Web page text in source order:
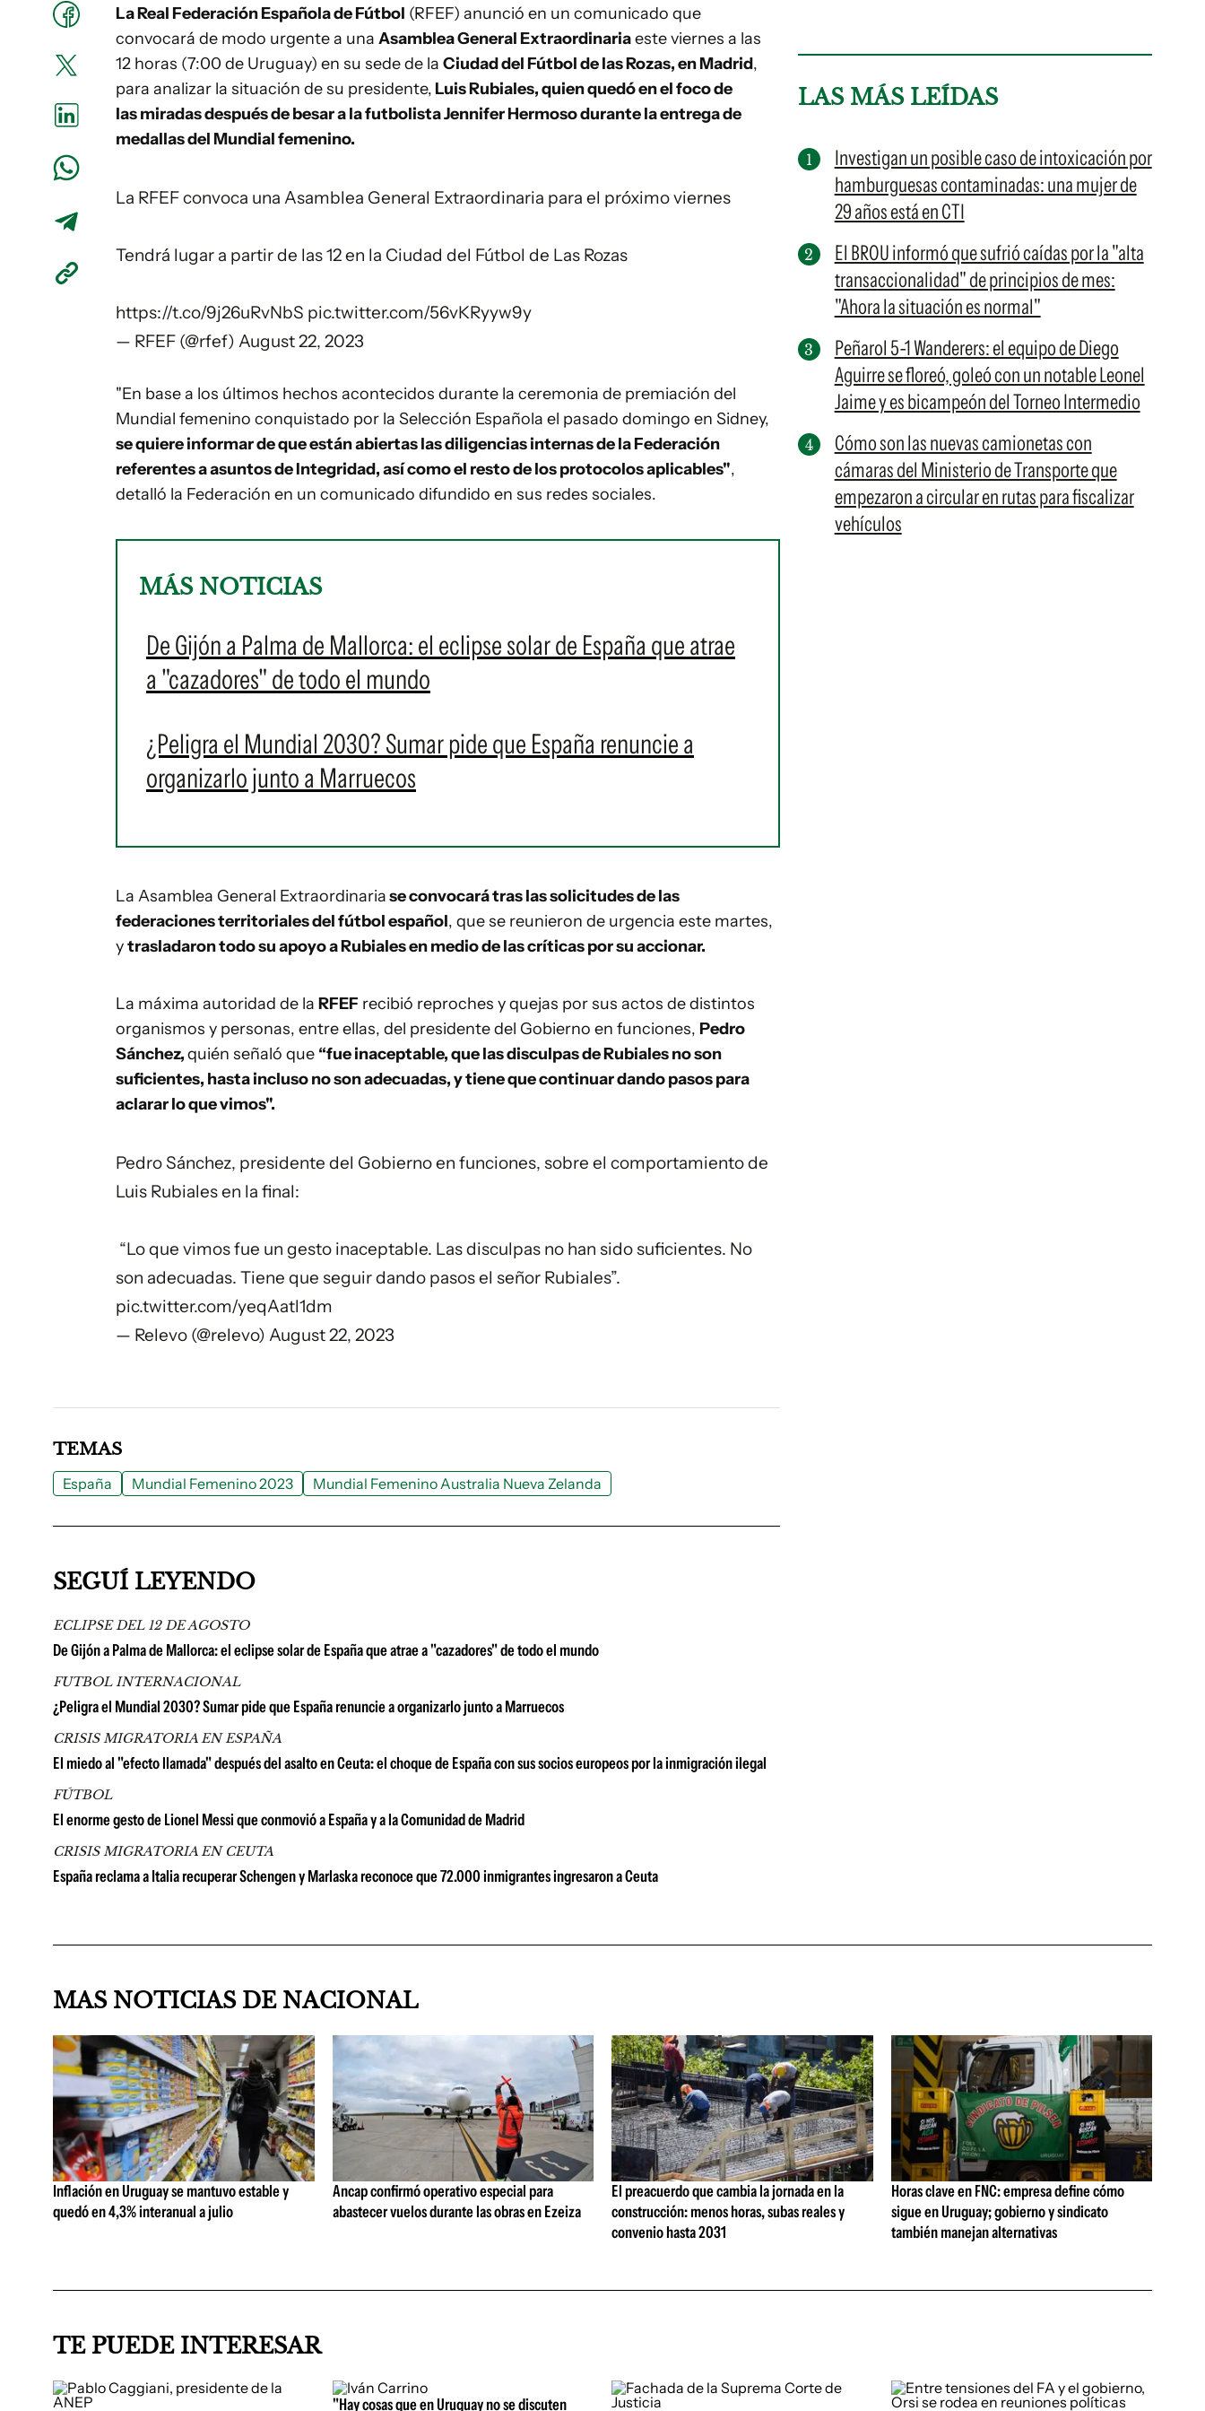
La Real Federación Española de Fútbol (RFEF) anunció en un comunicado que
convocará de modo urgente a una Asamblea General Extraordinariaeste viernes a las
12 horas (7:00 de Uruguay) en su sede de la Ciudad del Fútbol de las Rozas, en Madrid,
para analizar la situación de su presidente, Luis Rubiales, quien quedó en el foco de
las miradas después de besar a la futbolista Jennifer Hermoso durante la entrega de
medallas del Mundial femenino.
La RFEF convoca una Asamblea General Extraordinaria para el próximo viernes
Tendrá lugar a partir de las 12 en la Ciudad del Fútbol de Las Rozas
https://t.co/9j26uRvNbS pic.twitter.com/56vKRyyw9y
— RFEF (@rfef) August 22, 2023
"En base a los últimos hechos acontecidos durante la ceremonia de premiación del
Mundial femenino conquistado por la Selección Española el pasado domingo en Sidney,
se quiere informar de que están abiertas las diligencias internas de la Federación
referentes a asuntos de Integridad, así como el resto de los protocolos aplicables",
detalló la Federación en un comunicado difundido en sus redes sociales.
MÁS NOTICIAS
De Gijón a Palma de Mallorca: el eclipse solar de España que atrae
a "cazadores" de todo el mundo
¿Peligra el Mundial 2030? Sumar pide que España renuncie a
organizarlo junto a Marruecos
La Asamblea General Extraordinariase convocará tras las solicitudes de las
federaciones territoriales del fútbol español, que se reunieron de urgencia este martes,
ytrasladaron todo su apoyo a Rubiales en medio de las críticas por su accionar.
La máxima autoridad de la RFEF recibió reproches y quejas por sus actos de distintos
organismos y personas, entre ellas, del presidente del Gobierno en funciones, Pedro
Sánchez,quién señaló que “fue inaceptable, que las disculpas de Rubiales no son
suficientes, hasta incluso no son adecuadas, y tiene que continuar dando pasos para
aclarar lo que vimos".
Pedro Sánchez, presidente del Gobierno en funciones, sobre el comportamiento de
Luis Rubiales en la final:
️ “Lo que vimos fue un gesto inaceptable. Las disculpas no han sido suficientes. No
son adecuadas. Tiene que seguir dando pasos el señor Rubiales”.
pic.twitter.com/yeqAatl1dm
— Relevo (@relevo) August 22, 2023
LAS MÁS LEÍDAS
Investigan un posible caso de intoxicación por
hamburguesas contaminadas: una mujer de
29 años está en CTI
El BROU informó que sufrió caídas por la "alta
transaccionalidad" de principios de mes:
"Ahora la situación es normal"
Peñarol 5-1 Wanderers: el equipo de Diego
Aguirre se floreó, goleó con un notable Leonel
Jaime y es bicampeón del Torneo Intermedio
Cómo son las nuevas camionetas con
cámaras del Ministerio de Transporte que
empezaron a circular en rutas para fiscalizar
vehículos
TEMAS
España Mundial Femenino 2023 Mundial Femenino Australia Nueva Zelanda
SEGUÍ LEYENDO
ECLIPSE DEL 12 DE AGOSTO
De Gijón a Palma de Mallorca: el eclipse solar de España que atrae a "cazadores" de todo el mundo
FUTBOL INTERNACIONAL
¿Peligra el Mundial 2030? Sumar pide que España renuncie a organizarlo junto a Marruecos
CRISIS MIGRATORIA EN ESPAÑA
El miedo al "efecto llamada" después del asalto en Ceuta: el choque de España con sus socios europeos por la inmigración ilegal
FÚTBOL
El enorme gesto de Lionel Messi que conmovió a España y a la Comunidad de Madrid
CRISIS MIGRATORIA EN CEUTA
España reclama a Italia recuperar Schengen y Marlaska reconoce que 72.000 inmigrantes ingresaron a Ceuta
MAS NOTICIAS DE NACIONAL
Inflación en Uruguay se mantuvo estable y
quedó en 4,3% interanual a julio
Ancap confirmó operativo especial para
abastecer vuelos durante las obras en Ezeiza
El preacuerdo que cambia la jornada en la
construcción: menos horas, subas reales y
convenio hasta 2031
Horas clave en FNC: empresa define cómo
sigue en Uruguay; gobierno y sindicato
también manejan alternativas
TE PUEDE INTERESAR
"Hay cosas que en Uruguay no se discuten